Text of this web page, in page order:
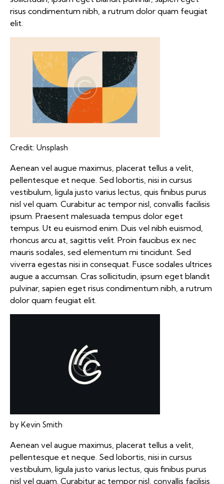
risus condimentum nibh, a rutrum dolor quam feugiat
elit.
Credit: Unsplash
Aenean vel augue maximus, placerat tellus a velit,
pellentesque et neque. Sed lobortis, nisi in cursus
vestibulum, ligula justo varius lectus, quis finibus purus
nisl vel quam. Curabitur ac tempor nisl, convallis facilisis
ipsum. Praesent malesuada tempus dolor eget
tempus. Ut eu euismod enim. Duis vel nibh euismod,
rhoncus arcu at, sagittis velit. Proin faucibus ex nec
mauris sodales, sed elementum mi tincidunt. Sed
viverra egestas nisi in consequat. Fusce sodales ultrices
augue a accumsan. Cras sollicitudin, ipsum eget blandit
pulvinar, sapien eget risus condimentum nibh, a rutrum
dolor quam feugiat elit.
by Kevin Smith
Aenean vel augue maximus, placerat tellus a velit,
pellentesque et neque. Sed lobortis, nisi in cursus
vestibulum, ligula justo varius lectus, quis finibus purus
nisl vel quam. Curabitur ac tempor nisl, convallis facilisis